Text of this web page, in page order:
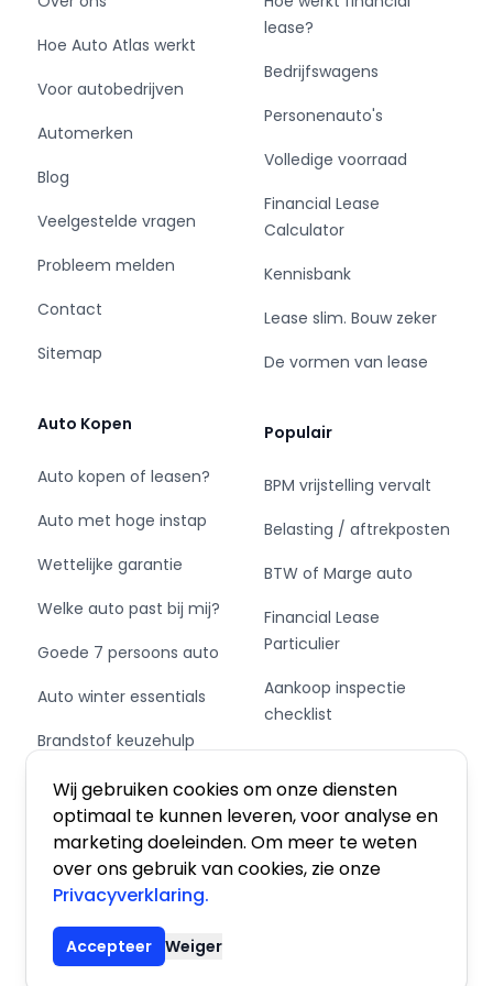
Wij gebruiken cookies om onze diensten
optimaal te kunnen leveren, voor analyse en
marketing doeleinden. Om meer te weten
over ons gebruik van cookies, zie onze
Privacyverklaring.
Accepteer Weiger
if you were confronted with a closed door!
Maandag t/m vrijdag 10:00 t/m 18:00
Zaterdag van 09:00 t/m 17:00
Zondag op afspraak
Contact:
Industrieweg 15
1422AH Uithoorn
Mail: info@autosgebruikt.nl
Kijk voor ons actuele aanbod op:
Wil je op de hoogte blijven van ons aanbod? Like
ons dan op facebook!
- Auto financieren?
Direct uw maandpremie berekenen voor een
financiering? Ga naar onze website en bekijk de
mogelijkheden voor een financiering.
Onder de knop ''FINANCIERING'' vind u ons
aanbod en kunt u berekenen wat uw
maandlasten zullen zijn.
LET OP!
Bovenstaande informatie is met zorg opgesteld,
maar daaraan kunnen geen rechten worden
Hoe Auto Atlas werkt
Voor autobedrijven
Automerken
Blog
Veelgestelde vragen
Probleem melden
Contact
Sitemap
Auto Kopen
Auto kopen of leasen?
Auto met hoge instap
Wettelijke garantie
Welke auto past bij mij?
Goede 7 persoons auto
Auto winter essentials
Brandstof keuzehulp
Schakel of automaat?
lease?
Bedrijfswagens
Personenauto's
Volledige voorraad
Financial Lease
Calculator
Kennisbank
Lease slim. Bouw zeker
De vormen van lease
Populair
BPM vrijstelling vervalt
Belasting / aftrekposten
BTW of Marge auto
Financial Lease
Particulier
Aankoop inspectie
checklist
Private Leasen,
Financieren of Kopen?
© 2026 De Auto Atlas, Inc. Alle rechten voorbehouden.